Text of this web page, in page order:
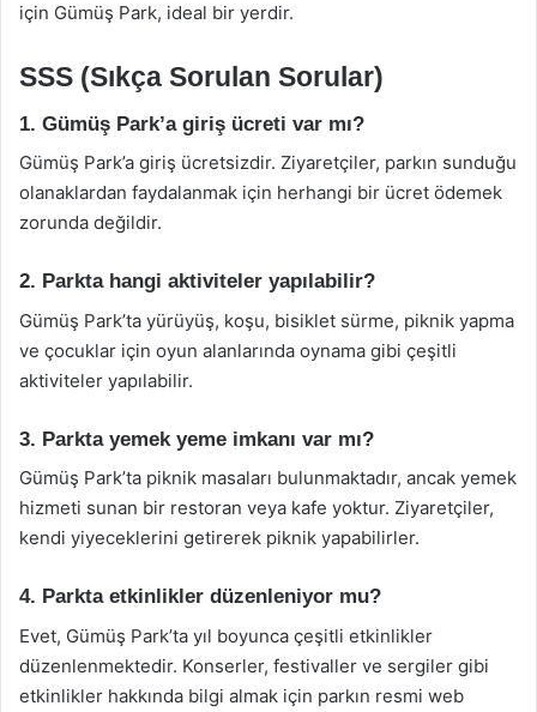
için Gümüş Park, ideal bir yerdir.
SSS (Sıkça Sorulan Sorular)
1. Gümüş Park’a giriş ücreti var mı?
Gümüş Park’a giriş ücretsizdir. Ziyaretçiler, parkın sunduğu
olanaklardan faydalanmak için herhangi bir ücret ödemek
zorunda değildir.
2. Parkta hangi aktiviteler yapılabilir?
Gümüş Park’ta yürüyüş, koşu, bisiklet sürme, piknik yapma
ve çocuklar için oyun alanlarında oynama gibi çeşitli
aktiviteler yapılabilir.
3. Parkta yemek yeme imkanı var mı?
Gümüş Park’ta piknik masaları bulunmaktadır, ancak yemek
hizmeti sunan bir restoran veya kafe yoktur. Ziyaretçiler,
kendi yiyeceklerini getirerek piknik yapabilirler.
4. Parkta etkinlikler düzenleniyor mu?
Evet, Gümüş Park’ta yıl boyunca çeşitli etkinlikler
düzenlenmektedir. Konserler, festivaller ve sergiler gibi
etkinlikler hakkında bilgi almak için parkın resmi web